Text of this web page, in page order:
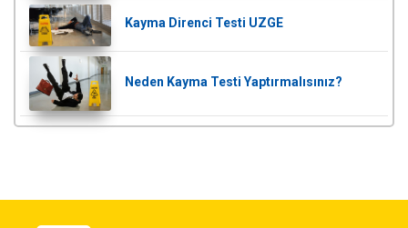
Kayma Direnci Testi UZGE
Neden Kayma Testi Yaptırmalısınız?